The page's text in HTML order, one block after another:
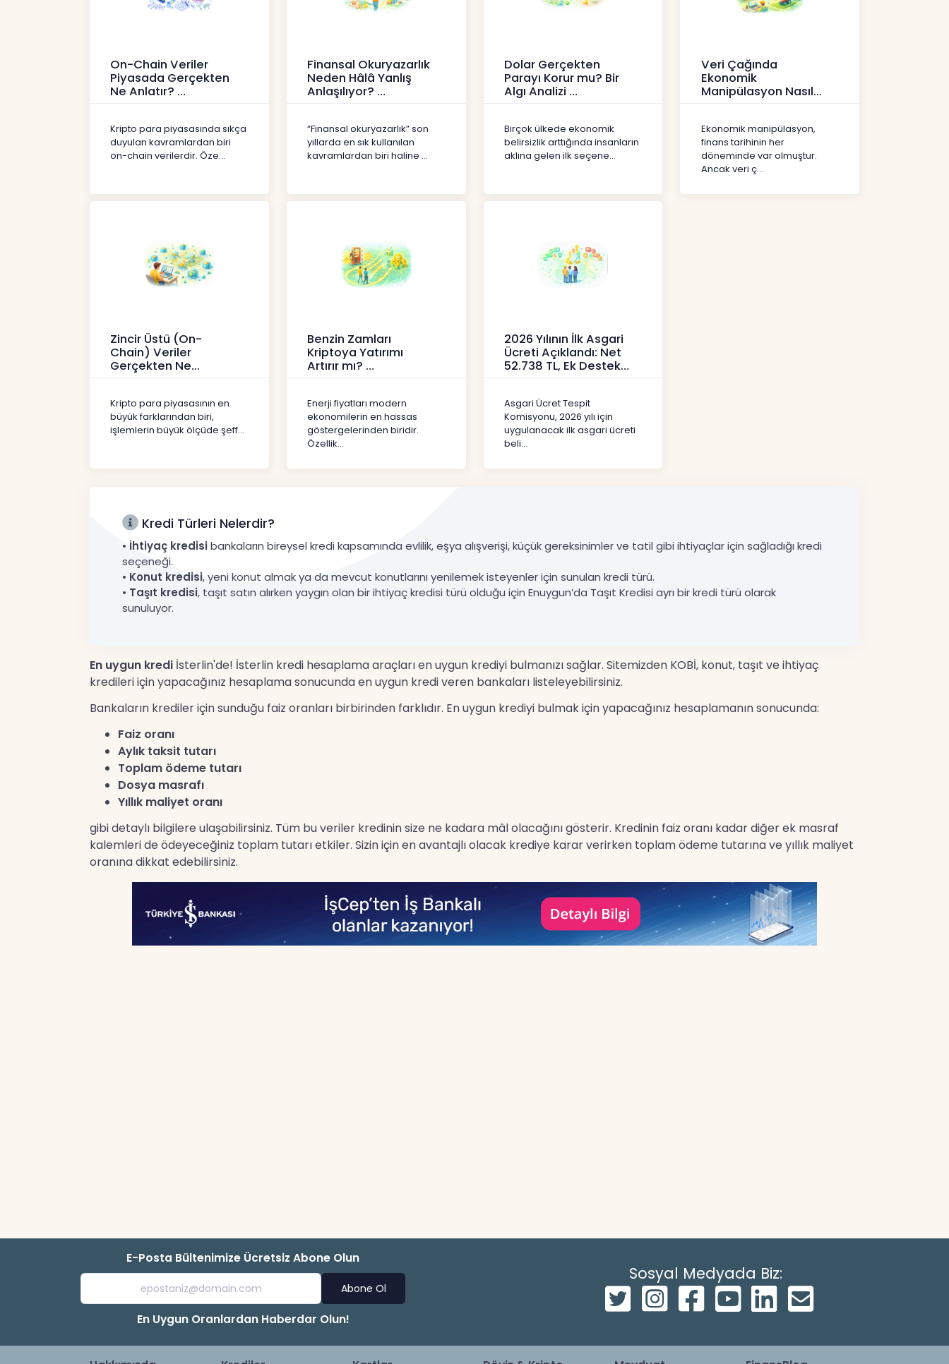
On-Chain Veriler
Piyasada Gerçekten
Ne Anlatır?
Kripto para piyasasında sıkça
duyulan kavramlardan biri
on-chain verilerdir. Öze...
Finansal Okuryazarlık
Neden Hâlâ Yanlış
Anlaşılıyor?
“Finansal okuryazarlık” son
yıllarda en sık kullanılan
kavramlardan biri haline ...
Dolar Gerçekten
Parayı Korur mu? Bir
Algı Analizi
Birçok ülkede ekonomik
belirsizlik arttığında insanların
aklına gelen ilk seçene...
Veri Çağında
Ekonomik
Manipülasyon Nasıl
Ekonomik manipülasyon,
finans tarihinin her
döneminde var olmuştur.
Ancak veri ç...
Zincir Üstü (On-
Chain) Veriler
Gerçekten Ne
Kripto para piyasasının en
büyük farklarından biri,
işlemlerin büyük ölçüde şeff...
Benzin Zamları
Kriptoya Yatırımı
Artırır mı?
Enerji fiyatları modern
ekonomilerin en hassas
göstergelerinden biridir.
Özellik...
2026 Yılının İlk Asgari
Ücreti Açıklandı: Net
52.738 TL, Ek Destek
Asgari Ücret Tespit
Komisyonu, 2026 yılı için
uygulanacak ilk asgari ücreti
beli...
Kredi Türleri Nelerdir?
• İhtiyaç kredisibankaların bireysel kredi kapsamında evlilik, eşya alışverişi, küçük gereksinimler ve tatil gibi ihtiyaçlar için sağladığı kredi
seçeneği.
• Konut kredisi, yeni konut almak ya da mevcut konutlarını yenilemek isteyenler için sunulan kredi türü.
• Taşıt kredisi, taşıt satın alırken yaygın olan bir ihtiyaç kredisi türü olduğu için Enuygun’da Taşıt Kredisi ayrı bir kredi türü olarak
sunuluyor.
En uygun kredi İsterlin'de! İsterlin kredi hesaplama araçları en uygun krediyi bulmanızı sağlar. Sitemizden KOBİ, konut, taşıt ve ihtiyaç
kredileri için yapacağınız hesaplama sonucunda en uygun kredi veren bankaları listeleyebilirsiniz.
Bankaların krediler için sunduğu faiz oranları birbirinden farklıdır. En uygun krediyi bulmak için yapacağınız hesaplamanın sonucunda:
Faiz oranı
Aylık taksit tutarı
Toplam ödeme tutarı
Dosya masrafı
Yıllık maliyet oranı
gibi detaylı bilgilere ulaşabilirsiniz. Tüm bu veriler kredinin size ne kadara mâl olacağını gösterir. Kredinin faiz oranı kadar diğer ek masraf
kalemleri de ödeyeceğiniz toplam tutarı etkiler. Sizin için en avantajlı olacak krediye karar verirken toplam ödeme tutarına ve yıllık maliyet
oranına dikkat edebilirsiniz.
E-Posta Bültenimize Ücretsiz Abone Olun
Abone Ol
En Uygun Oranlardan Haberdar Olun!
Sosyal Medyada Biz: